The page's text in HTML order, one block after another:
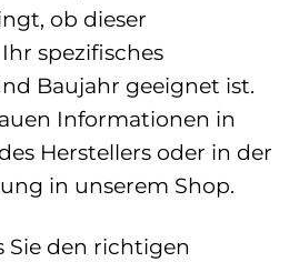
ob dieser
spezifisches
Baujahr geeignet ist.
Informationen in
Herstellers oder in der
in unserem Shop.
Sie den richtigen